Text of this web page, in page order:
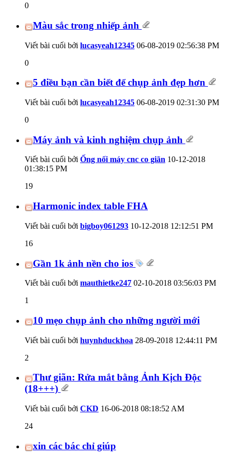
0
Màu sắc trong nhiếp ảnh
Viết bài cuối bởi lucasyeah12345 06-08-2019 02:56:38 PM
0
5 điều bạn cần biết để chụp ảnh đẹp hơn
Viết bài cuối bởi lucasyeah12345 06-08-2019 02:31:30 PM
0
Máy ảnh và kinh nghiệm chụp ảnh
Viết bài cuối bởi Ống nối máy cnc co giãn 10-12-2018
01:38:15 PM
19
Harmonic index table FHA
Viết bài cuối bởi bigboy061293 10-12-2018 12:12:51 PM
16
Gần 1k ảnh nền cho ios
Viết bài cuối bởi mauthietke247 02-10-2018 03:56:03 PM
1
10 mẹo chụp ảnh cho những người mới
Viết bài cuối bởi huynhduckhoa 28-09-2018 12:44:11 PM
2
Thư giãn: Rửa mắt bằng Ảnh Kịch Độc
(18+++)
Viết bài cuối bởi CKD 16-06-2018 08:18:52 AM
24
xin các bác chỉ giúp